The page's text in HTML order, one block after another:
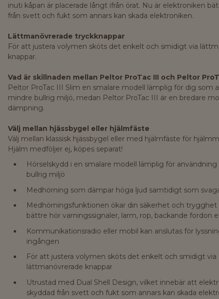
inuti kåpan är placerade långt ifrån örat. Nu är elektroniken
från svett och fukt som annars kan skada elektroniken.
Lättmanövrerade tryckknappar
För att justera volymen sköts det enkelt och smidigt via
knappar.
Vad är skillnaden mellan Peltor ProTac III och Peltor
Peltor ProTac III Slim en smalare modell lämplig för dig som
mindre bullrig miljö, medan Peltor ProTac III är en bredare
dämpning.
Välj mellan hjässbygel eller hjälmfäste
Välj mellan klassisk hjässbygel eller med hjälmfäste för
Hjälm medföljer ej, köpes separat!
Hörselskydd i en smalare modell lämplig för
bullrig miljö
Medhörning som dämpar höga ljud samtidigt som
Medhörningsfunktionen ökar din säkerhet och
bättre hör varningssignaler, larm, rop, backande fordon
Kommunikationsradio eller mobil kan anslutas för
ingången
För att justera volymen sköts det enkelt och smidigt via
lättmanövrerade knappar
Utrustad med Dual Shell Design, vilket innebär att
skyddad från svett och fukt som annars kan skada